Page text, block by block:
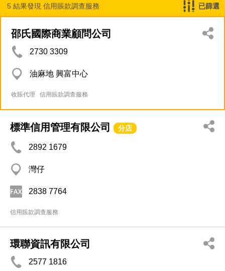
5 結果發現 信用賬款調查服務 已篩選
邵氏國際商業顧問公司
2730 3309
油麻地 興富中心
收賬代理 信用賬款調查服務
標準信用管理有限公司 分店
2892 1679
灣仔
2838 7764
信用賬款調查服務
環聯資訊有限公司
2577 1816